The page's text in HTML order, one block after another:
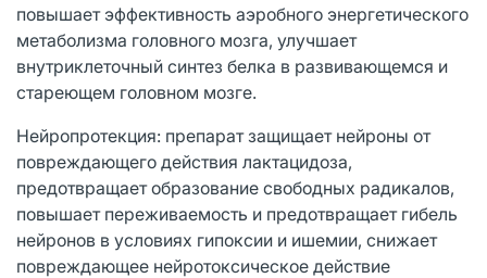
повышает эффективность аэробного энергетического
метаболизма головного мозга, улучшает
внутриклеточный синтез белка в развивающемся и
стареющем головном мозге.
Нейропротекция: препарат защищает нейроны от
повреждающего действия лактацидоза,
предотвращает образование свободных радикалов,
повышает переживаемость и предотвращает гибель
нейронов в условиях гипоксии и ишемии, снижает
повреждающее нейротоксическое действие